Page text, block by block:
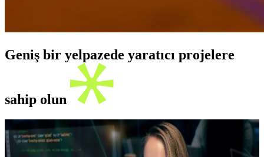
Geniş bir yelpazede yaratıcı projelere
sahip olun